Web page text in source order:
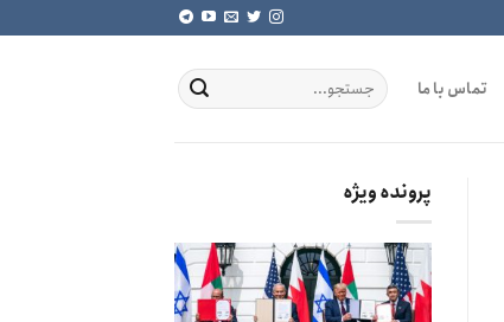
تماس با ما
پرونده ویژه